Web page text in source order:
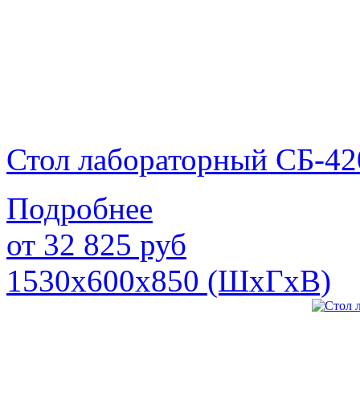
Стол лабораторный СБ-
Подробнее
от 32 825 руб
1530х600х850 (ШхГхВ)